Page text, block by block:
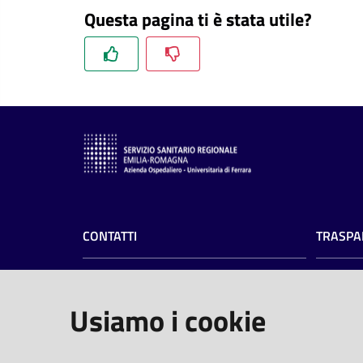
Questa pagina ti è stata utile?
CONTATTI
Arcispedale S.Anna
Usiamo i cookie